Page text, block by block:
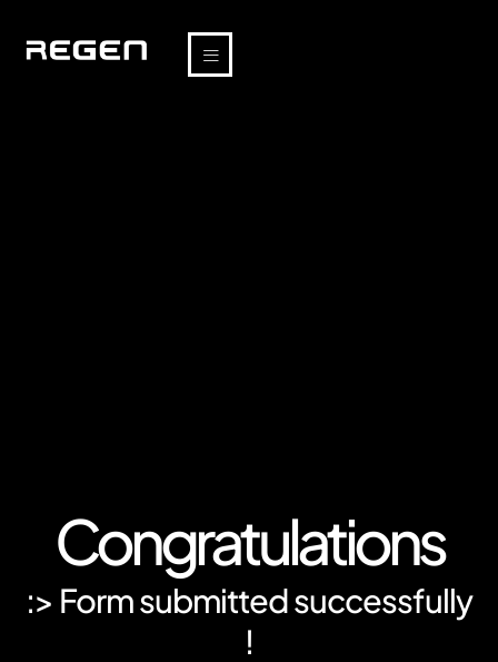
Congratulations
:> Form submitted successfully
!